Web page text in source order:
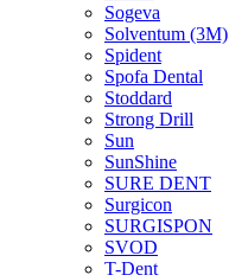
Sogeva
Solventum (3M)
Spident
Spofa Dental
Stoddard
Strong Drill
Sun
SunShine
SURE DENT
Surgicon
SURGISPON
SVOD
T-Dent